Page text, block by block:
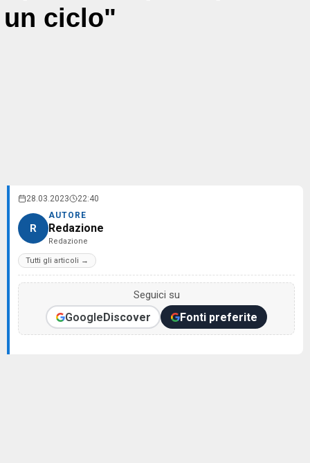
un ciclo"
28.03.2023 22:40
R
AUTORE
Redazione
Redazione
Tutti gli articoli →
Seguici su
GoogleDiscover Fonti preferite